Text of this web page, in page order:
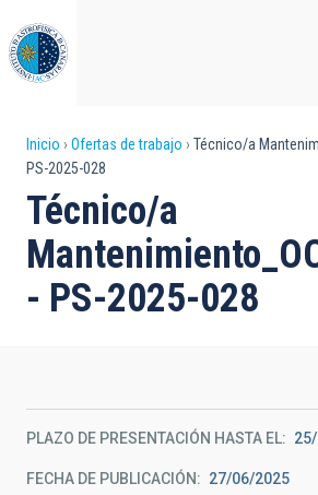
al
contenido
principal
Sobrescribir
enlaces
de
ayuda
a
Inicio Ofertas de trabajo
Técnico/a
PS-2025-028
Técnico/a
- PS-2025-028
PLAZO DE PRESENTACIÓN HASTA EL
FECHA DE PUBLICACIÓN 27/06/2025